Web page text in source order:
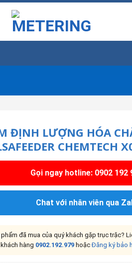
ĐỊNH LƯỢNG HÓA
CHEMTECH
Gọi ngay hotline: 0902 192
Chat với nhân viên qua
đã mua của quý khách gặp trục trặc?
hàng 0902.192.979hoặcĐăng ký bảo